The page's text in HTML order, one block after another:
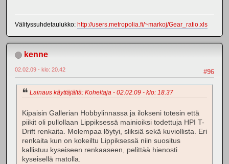
Välityssuhdetaulukko: http://users.metropolia.fi/~markoj/Gear_ratio.xls
kenne
#96
02.02.09 - klo: 20.42
Lainaus käyttäjältä: Koheltaja - 02.02.09 - klo: 18.37
Kipaisin Gallerian Hobbylinnassa ja ilokseni totesin että
piikit oli pullollaan Lippiksessä mainioiksi todettuja HPI T-
Drift renkaita. Molempaa löytyi, sliksiä sekä kuviollista. Eri
renkaita kun on kokeiltu Lippiksessä niin suositus
kallistuu kyseiseen renkaaseen, pelittää hienosti
kyseisellä matolla.